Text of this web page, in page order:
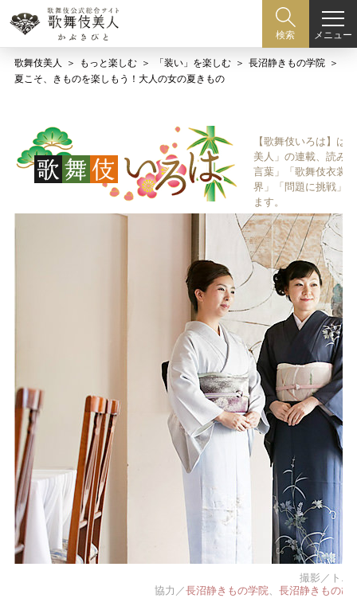
検索 メニュー
歌舞伎美人 もっと楽しむ 「装い」を楽しむ
長沼静きもの学院
夏こそ、きものを楽しもう！大人の女の夏きもの
【歌舞伎いろは】は
美人」の連載、読み
言葉」「歌舞伎衣裳
界」「問題に挑戦」
ます。
撮影／トニ
協力／長沼静きもの学院 長沼静きものひ